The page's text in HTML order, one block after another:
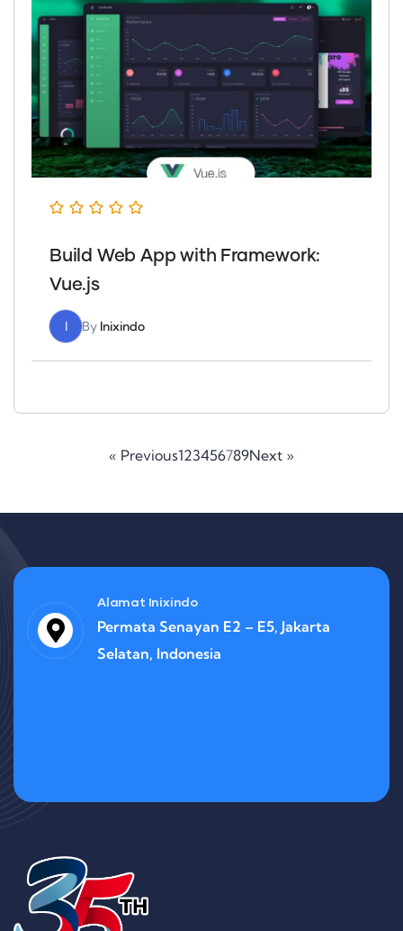
Build Web App with Framework:
Vue.js
I By Inixindo
« Previous123456789Next »
Alamat Inixindo
Permata Senayan E2 – E5, Jakarta
Selatan, Indonesia